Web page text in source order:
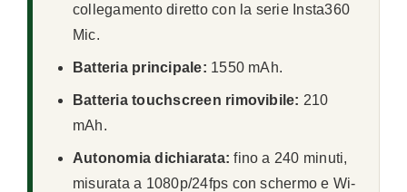
collegamento diretto con la serie Insta360
Mic.
Batteria principale: 1550 mAh.
Batteria touchscreen rimovibile: 210
mAh.
Autonomia dichiarata: fino a 240 minuti,
misurata a 1080p/24fps con schermo e Wi-